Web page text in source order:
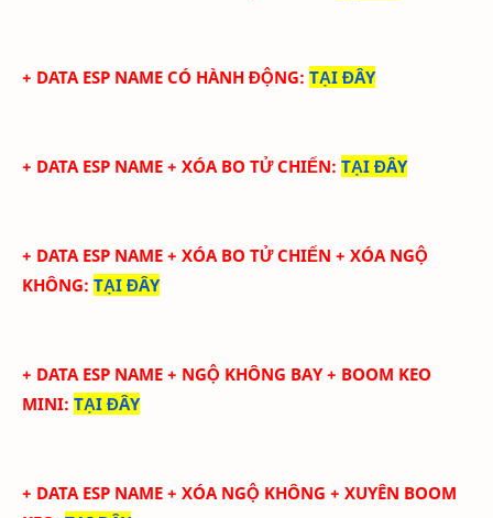
+ DATA ESP NAME CÓ HÀNH ĐỘNG: TẠI ĐÂY
+ DATA ESP NAME + XÓA BO TỬ CHIẾN: TẠI ĐÂY
+ DATA ESP NAME + XÓA BO TỬ CHIẾN + XÓA NGỘ
KHÔNG: TẠI ĐÂY
+ DATA ESP NAME + NGỘ KHÔNG BAY + BOOM KEO
MINI: TẠI ĐÂY
+ DATA ESP NAME + XÓA NGỘ KHÔNG + XUYÊN BOOM